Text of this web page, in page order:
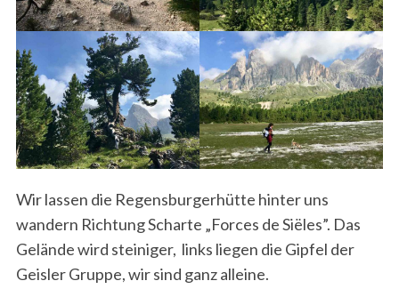
Wir lassen die Regensburgerhütte hinter uns
wandern Richtung Scharte „Forces de Siëles”. Das
Gelände wird steiniger, links liegen die Gipfel der
Geisler Gruppe, wir sind ganz alleine.